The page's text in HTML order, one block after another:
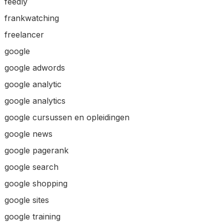
frankwatching
freelancer
google
google adwords
google analytic
google analytics
google cursussen en opleidingen
google news
google pagerank
google search
google shopping
google sites
google training